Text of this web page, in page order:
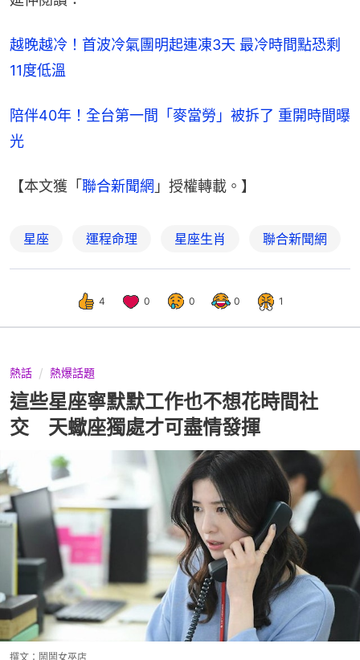
越晚越冷！首波冷氣團明起連凍3天 最冷時間點恐剩
11度低溫
陪伴40年！全台第一間「麥當勞」被拆了 重開時間曝
光
【本文獲「聯合新聞網 」授權轉載。】
星座 運程命理 星座生肖 聯合新聞網
4 0 0 0 1
熱話 熱爆話題
這些星座寧默默工作也不想花時間社
交 天蠍座獨處才可盡情發揮
撰文： 鬧鬧女巫店